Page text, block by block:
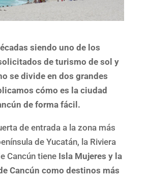
siendo uno de los
de turismo de sol y
se divide en dos grandes
cómo es la ciudad
de forma fácil.
de entrada a la zona más
de Yucatán, la Riviera
Cancún tiene Isla Mujeres y la
Cancún como destinos más